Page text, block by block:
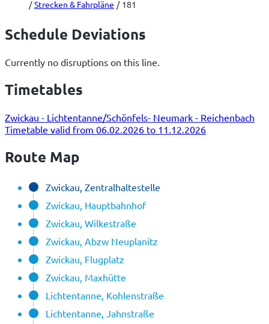
Strecken & Fahrpläne
181
Schedule Deviations
Currently no disruptions on this line.
Timetables
Zwickau - Lichtentanne/Schönfels- Neumark - Reichenbach
Timetable valid from 06.02.2026 to 11.12.2026
Route Map
Zwickau, Zentralhaltestelle
Zwickau, Hauptbahnhof
Zwickau, Wilkestraße
Zwickau, Abzw Neuplanitz
Zwickau, Flugplatz
Zwickau, Maxhütte
Lichtentanne, Kohlenstraße
Lichtentanne, Jahnstraße